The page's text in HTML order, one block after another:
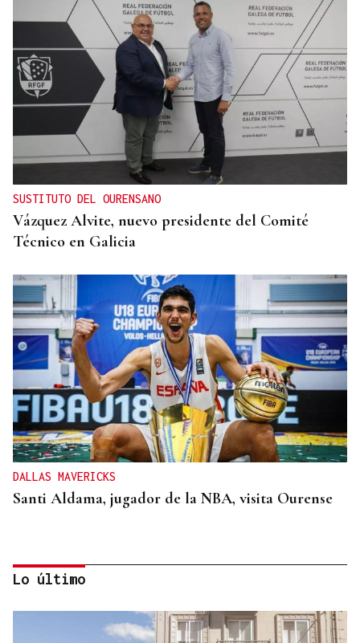
SUSTITUTO DEL OURENSANO
Vázquez Alvite, nuevo presidente del Comité
Técnico en Galicia
DALLAS MAVERICKS
Santi Aldama, jugador de la NBA, visita Ourense
Lo último